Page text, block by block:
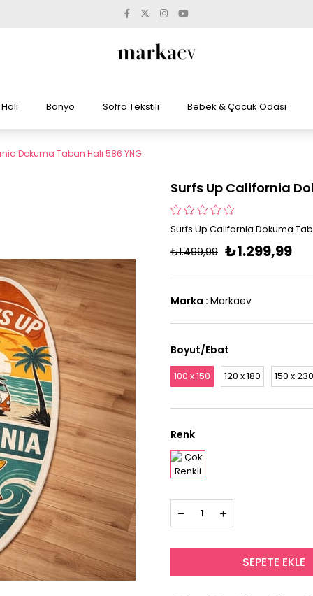
Halı Banyo Sofra Tekstili Bebek & Çocuk Odası
Dokuma Taban Halı 586 YNG
Surfs Up California
Surfs Up California Dokuma
₺1.499,99 ₺1.299,99
Marka : Markaev
Boyut/Ebat
100 x 150 120 x 180 150 x 230
Renk